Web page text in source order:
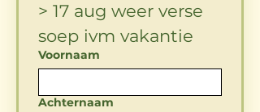
> 17 aug weer verse
soep ivm vakantie
Voornaam
Achternaam